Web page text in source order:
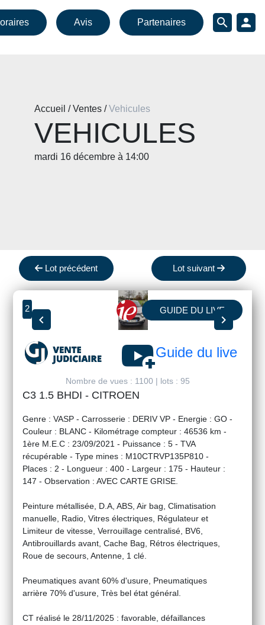
Avis Partenaires search person
Accueil / Ventes /Vehicules
VEHICULES
mardi 16 décembre à 14:00
Lot précédent Lot suivant
chevron_left chevron_right
2 GUIDE DU LIVE
youtube_activityGuide du live
Nombre de vues : 1100 | lots : 95
C3 1.5 BHDI - CITROEN
Genre : VASP - Carrosserie : DERIV VP - Energie : GO -
Couleur : BLANC - Kilométrage compteur : 46536 km -
1ère M.E.C : 23/09/2021 - Puissance : 5 - TVA
récupérable - Type mines : M10CTRVP135P810 -
Places : 2 - Longueur : 400 - Largeur : 175 - Hauteur :
147 - Observation : AVEC CARTE GRISE.
Peinture métallisée, D.A, ABS, Air bag, Climatisation
manuelle, Radio, Vitres électriques, Régulateur et
Limiteur de vitesse, Verrouillage centralisé, BV6,
Antibrouillards avant, Cache Bag, Rétros électriques,
Roue de secours, Antenne, 1 clé.
Pneumatiques avant 60% d'usure, Pneumatiques
arrière 70% d'usure, Très bel état général.
CT réalisé le 28/11/2025 : favorable, défaillances